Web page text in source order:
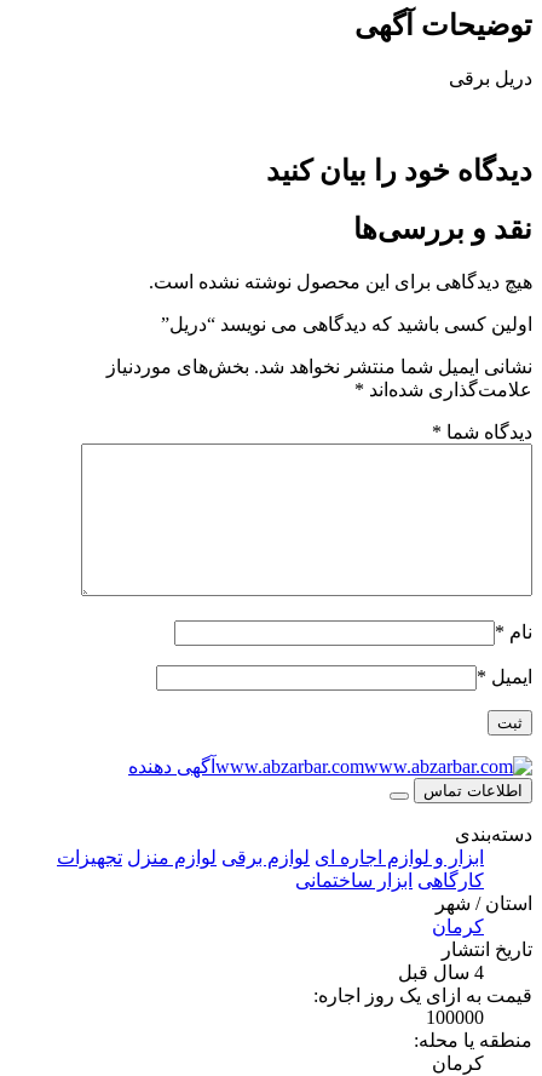
توضیحات آگهی
دریل برقی
دیدگاه خود را بیان کنید
نقد و بررسی‌ها
هیچ دیدگاهی برای این محصول نوشته نشده است.
اولین کسی باشید که دیدگاهی می نویسد “دریل”
نشانی ایمیل شما منتشر نخواهد شد. بخش‌های موردنیاز
علامت‌گذاری شده‌اند *
دیدگاه شما *
نام *
ایمیل *
www.abzarbar.comآگهی دهنده
اطلاعات تماس
دسته‌بندی
ابزار و لوازم اجاره ای لوازم برقی لوازم منزل
تجهیزات
کارگاهی
ابزار ساختمانی
استان / شهر
کرمان
تاریخ انتشار
4 سال قبل
قیمت به ازای یک روز اجاره:
100000
منطقه یا محله:
کرمان